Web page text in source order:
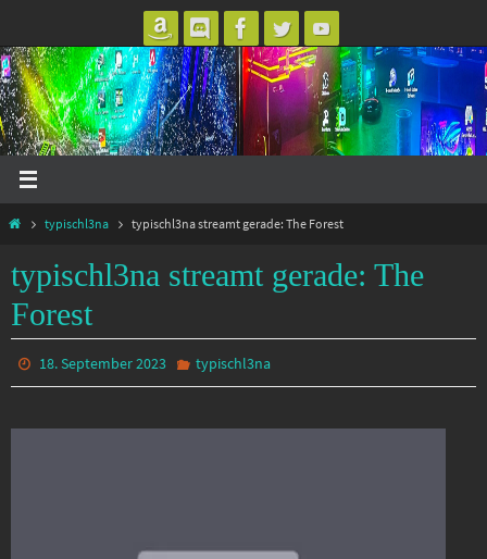
Inhalt
springen
Starttypischl3na typischl3na streamt gerade: The Forest
typischl3na streamt gerade: The
Forest
18. September 2023 typischl3na